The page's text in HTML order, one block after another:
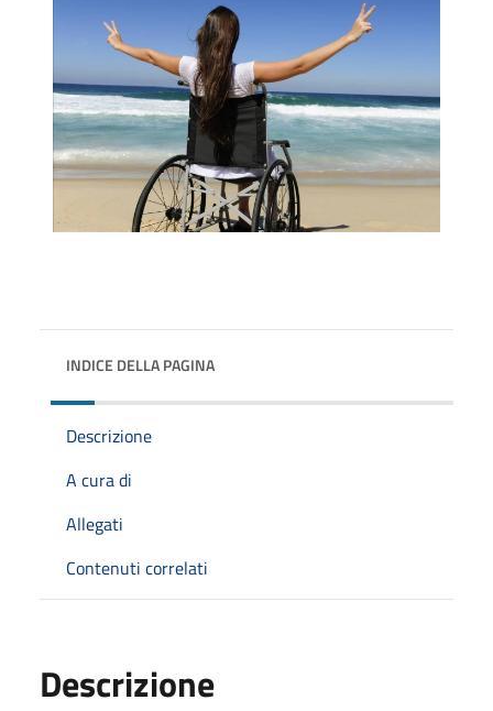
INDICE DELLA PAGINA
Descrizione
A cura di
Allegati
Contenuti correlati
Descrizione